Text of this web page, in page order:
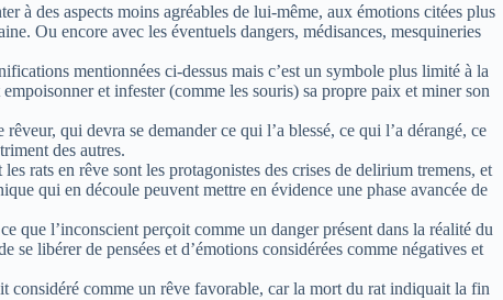
à des aspects moins agréables de lui-même, aux émotions citées plus
Ou encore avec les éventuels dangers, médisances, mesquineries
mentionnées ci-dessus mais c’est un symbole plus limité à la
et infester (comme les souris) sa propre paix et miner son
qui devra se demander ce qui l’a blessé, ce qui l’a dérangé, ce
des autres.
rats en rêve sont les protagonistes des crises de delirium tremens, et
qui en découle peuvent mettre en évidence une phase avancée de
que l’inconscient perçoit comme un danger présent dans la réalité du
libérer de pensées et d’émotions considérées comme négatives et
considéré comme un rêve favorable, car la mort du rat indiquait la fin